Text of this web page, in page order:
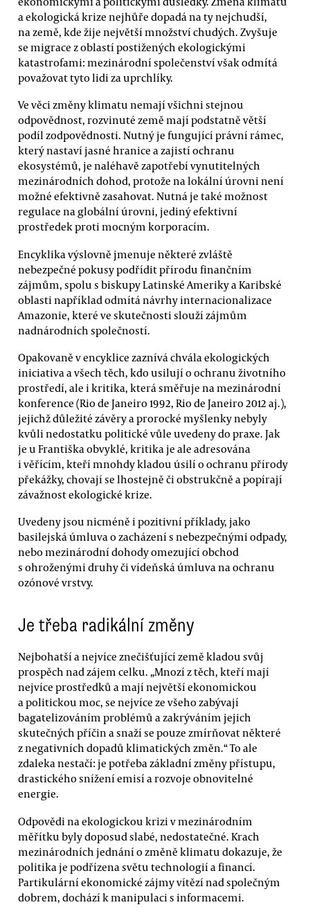
a ekologická krize nejhůře dopadá na ty nejchudší,
na země, kde žije největší množství chudých. Zvyšuje
se migrace z oblastí postižených ekologickými
katastrofami: mezinárodní společenství však odmítá
považovat tyto lidi za uprchlíky.
Ve věci změny klimatu nemají všichni stejnou
odpovědnost, rozvinuté země mají podstatně větší
podíl zodpovědnosti. Nutný je fungující právní rámec,
který nastaví jasné hranice a zajistí ochranu
ekosystémů, je naléhavě zapotřebí vynutitelných
mezinárodních dohod, protože na lokální úrovni není
možné efektivně zasahovat. Nutná je také možnost
regulace na globální úrovni, jediný efektivní
prostředek proti mocným korporacím.
Encyklika výslovně jmenuje některé zvláště
nebezpečné pokusy podřídit přírodu finančním
zájmům, spolu s biskupy Latinské Ameriky a Karibské
oblasti například odmítá návrhy internacionalizace
Amazonie, které ve skutečnosti slouží zájmům
nadnárodních společností.
Opakovaně v encyklice zaznívá chvála ekologických
iniciativa a všech těch, kdo usilují o ochranu životního
prostředí, ale i kritika, která směřuje na mezinárodní
konference (Rio de Janeiro 1992, Rio de Janeiro 2012 aj.),
jejichž důležité závěry a prorocké myšlenky nebyly
kvůli nedostatku politické vůle uvedeny do praxe. Jak
je u Františka obvyklé, kritika je ale adresována
i věřícím, kteří mnohdy kladou úsilí o ochranu přírody
překážky, chovají se lhostejně či obstrukčně a popírají
závažnost ekologické krize.
Uvedeny jsou nicméně i pozitivní příklady, jako
basilejská úmluva o zacházení s nebezpečnými odpady,
nebo mezinárodní dohody omezující obchod
s ohroženými druhy či vídeňská úmluva na ochranu
ozónové vrstvy.
Je třeba radikální změny
Nejbohatší a nejvíce znečišťující země kladou svůj
prospěch nad zájem celku. „Mnozí z těch, kteří mají
nejvíce prostředků a mají největší ekonomickou
a politickou moc, se nejvíce ze všeho zabývají
bagatelizováním problémů a zakrýváním jejich
skutečných příčin a snaží se pouze zmírňovat některé
z negativních dopadů klimatických změn.“ To ale
zdaleka nestačí: je potřeba základní změny přístupu,
drastického snížení emisí a rozvoje obnovitelné
energie.
Odpovědi na ekologickou krizi v mezinárodním
měřítku byly doposud slabé, nedostatečné. Krach
mezinárodních jednání o změně klimatu dokazuje, že
politika je podřízena světu technologií a financí.
Partikulární ekonomické zájmy vítězí nad společným
dobrem, dochází k manipulaci s informacemi.